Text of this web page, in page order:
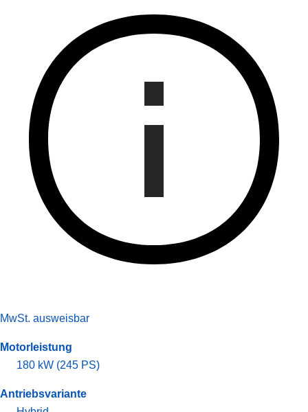
MwSt. ausweisbar
Motorleistung
180 kW (245 PS)
Antriebsvariante